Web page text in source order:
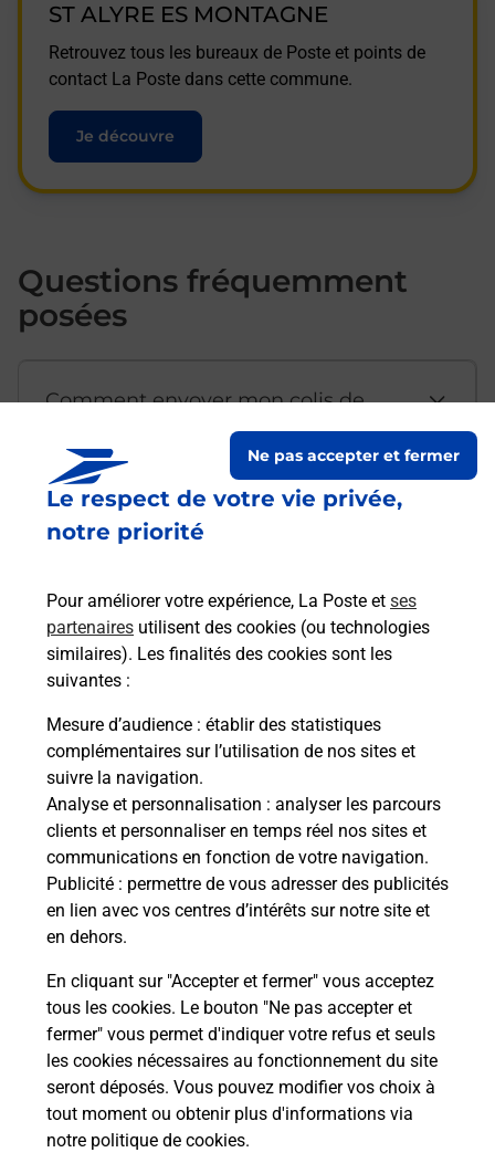
Le respect de votre vie privée,
notre priorité
Pour améliorer votre expérience, La Poste et ses
partenaires utilisent des cookies (ou technologies
similaires). Les finalités des cookies sont les
suivantes :
Mesure d’audience : établir des statistiques
complémentaires sur l’utilisation de nos sites et
suivre la navigation.
Analyse et personnalisation : analyser les parcours
clients et personnaliser en temps réel nos sites et
communications en fonction de votre navigation.
Publicité : permettre de vous adresser des publicités
en lien avec vos centres d’intérêts sur notre site et
en dehors.
En cliquant sur "Accepter et fermer" vous acceptez
tous les cookies. Le bouton "Ne pas accepter et
fermer" vous permet d'indiquer votre refus et seuls
les cookies nécessaires au fonctionnement du site
seront déposés. Vous pouvez modifier vos choix à
tout moment ou obtenir plus d'informations via
notre politique de cookies.
Ne pas accepter et fermer
ST ALYRE ES MONTAGNE
Retrouvez tous les bureaux de Poste et points de
contact La Poste dans cette commune.
Je découvre
Questions fréquemment
posées
Comment envoyer mon colis de
Est-il possible d’acheter un
emballage directement depuis un
Comment demander une
modification de livraison ?
Comment La Poste participe-t-elle
à votre sécurité au quotidien ?
Puis-je passer mon code de la route
avec La Poste et sous quelles
conditions ?
Localiser Liste Puy-de-Dôme COMPAINS